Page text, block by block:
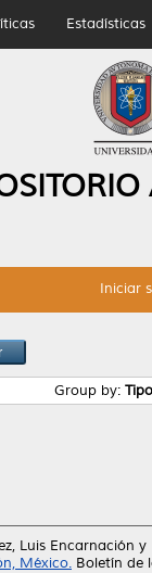
Estadísticas
Iniciar
Group by:
Luis Encarnación y
México. Boletín de